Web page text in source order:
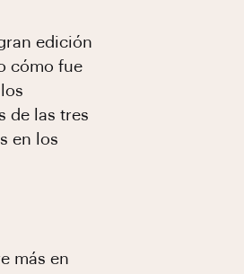
edición
cómo fue
de las tres
en los
más en